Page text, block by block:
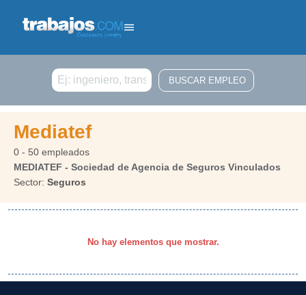
Buscar
Mediatef
0 - 50 empleados
MEDIATEF - Sociedad de Agencia de Seguros Vinculados
Sector: Seguros
No hay elementos que mostrar.